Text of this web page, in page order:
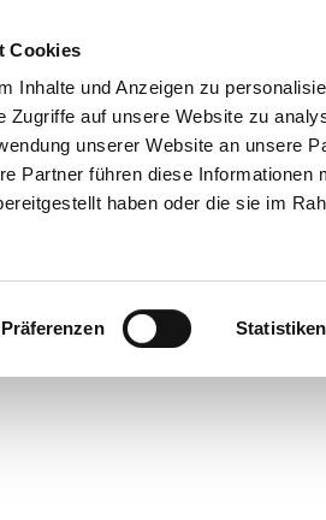
Cookies
Inhalte und Anzeigen zu
Zugriffe auf unsere Website zu
unserer Website an unsere
Partner führen diese Informationen
haben oder die sie im
Präferenzen Statistiken
Genuss Suche